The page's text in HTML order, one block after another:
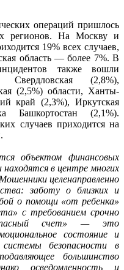
операций пришлось
регионов. На Москву и
19% всех случаев,
область — более 7%. В
также вошли
(2,8%),
(2,5%) области, Ханты-
край (2,3%), Иркутская
Башкортостан (2,1%).
случаев приходится на
объектом финансовых
в центре многих
целенаправленно
заботу о близких и
о помощи «от ребенка»
с требованием срочно
счет» — это
состояние и
безопасности в
большинство
осведомленность и